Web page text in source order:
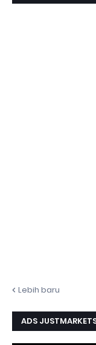
Lebih baru
ADS